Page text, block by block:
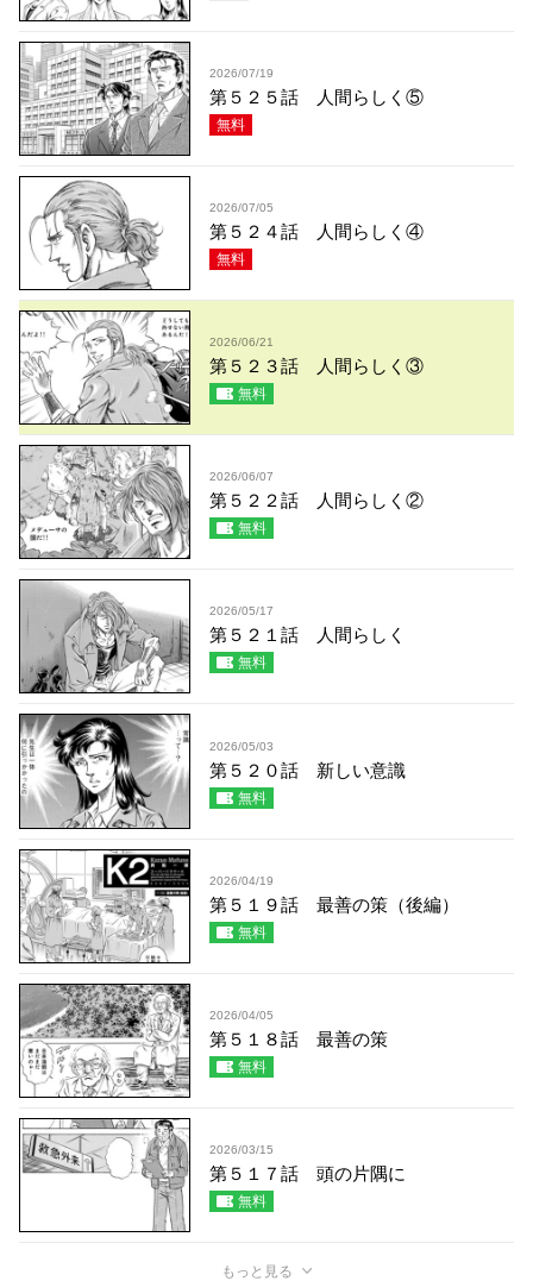
2026/07/19
第５２５話 人間らしく⑤
無料
2026/07/05
第５２４話 人間らしく④
無料
2026/06/21
第５２３話 人間らしく③
無料
2026/06/07
第５２２話 人間らしく②
無料
2026/05/17
第５２１話 人間らしく
無料
2026/05/03
第５２０話 新しい意識
無料
2026/04/19
第５１９話 最善の策（後編）
無料
2026/04/05
第５１８話 最善の策
無料
2026/03/15
第５１７話 頭の片隅に
無料
もっと見る